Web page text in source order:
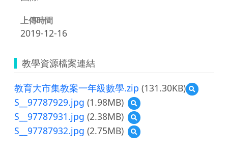
上傳時間
2019-12-16
教學資源檔案連結
教育大市集教案一年級數學.zip (131.30KB)
預
覽
S__97787929.jpg (1.98MB)
預
覽
S__97787929.jpg
S__97787931.jpg (2.38MB)
預
覽
S__97787931.jpg
S__97787932.jpg (2.75MB)
預
覽